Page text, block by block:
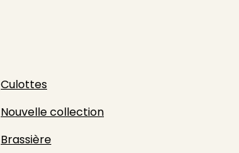
Culottes
Nouvelle collection
Brassière